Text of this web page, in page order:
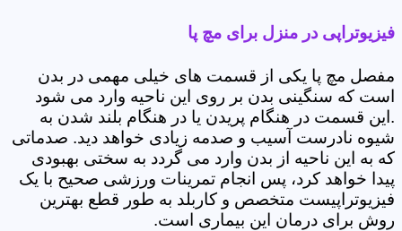
فیزیوتراپی در منزل برای مچ پا
مفصل مچ پا یکی از قسمت های خیلی مهمی در بدن
است که سنگینی بدن بر روی این ناحیه وارد می شود
.این قسمت در هنگام پریدن یا در هنگام بلند شدن به
شیوه نادرست آسیب و صدمه زیادی خواهد دید. صدماتی
که به این ناحیه از بدن وارد می گردد به سختی بهبودی
پیدا خواهد کرد، پس انجام تمرینات ورزشی صحیح با یک
فیزیوتراپیست متخصص و کاربلد به طور قطع بهترین
روش برای درمان این بیماری است.